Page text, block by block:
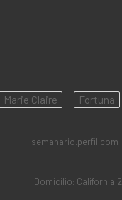
Marie Claire Fortuna
semanario.perfil.com
Domicilio: California